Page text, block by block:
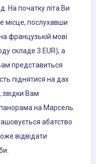
На початку літа Ви
місце, послухавши
французькій мові
складе 3 EUR), а
представиться
піднятися на дах
звідки Вам
на Марсель.
абатство
відвідати